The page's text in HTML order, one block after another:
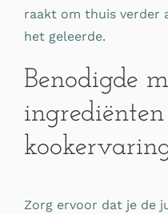
raakt om thuis verder
het geleerde.
Benodigde
Zorg ervoor dat je de